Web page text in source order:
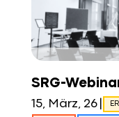
SRG-
15, März, 26